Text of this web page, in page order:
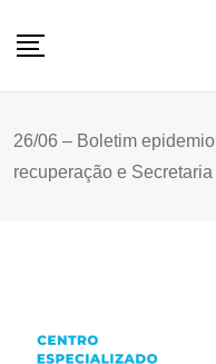
26/06 – Boletim
recuperação e